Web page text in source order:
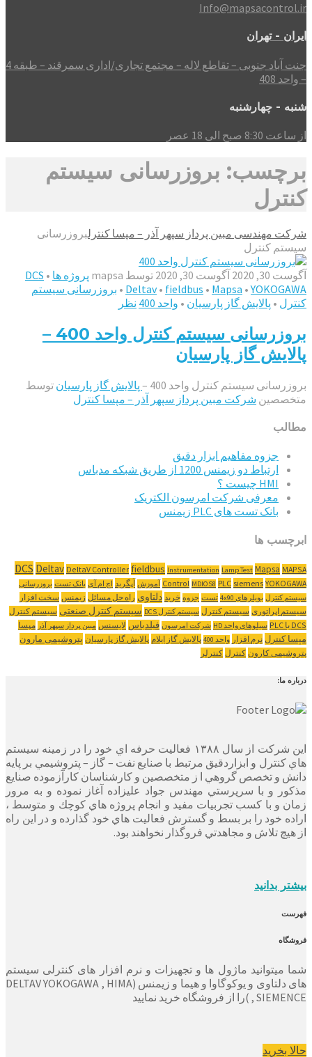
Info@mapsacontrol.ir
ایران - تهران
جنت آباد جنوبی – تقاطع لاله – مجتمع تجاری/اداری سمرقند – طبقه 4
– واحد 408
شنبه - چهارشنبه
از ساعت 8:30 صبح الی 18 عصر
برچسب: بروزرسانی سیستم
کنترل
شرکت مهندسی مبین پرداز سپهر آذر – مپسا کنترلبروزرسانی
سیستم کنترل
آگوست 30, 2020
آگوست 30, 2020 توسط mapsa پروژه ها DCS •
Deltav• fieldbus • Mapsa •YOKOGAWA
• بروزرسانی سیستم
کنترل • پالایش گاز پارسیان • واحد 400 نظر
بروزرسانی سیستم کنترل واحد 400 –
پالایش گاز پارسیان
بروزرسانی سیستم کنترل واحد 400 – پالایش گاز پارسیان توسط
متخصصین شرکت مبین پرداز سپهر آذر – مپسا کنترل
مطالب
جزوه مفاهیم ابزار دقیق
ارتباط دو زیمنس 1200 از طریق شبکه مدباس
HMI چیست ؟
معرفی شرکت امرسون الکتریک
بانک تست های PLC زیمنس
ابرچسب ها
DCS Deltav DeltaV Controller fieldbus Instrumentation Lamp Test Mapsa MAPSA
Control MDIOS8 PLC siemens YOKOGAWA آموزش آپگرید اچ ام آی بانک تست بروزرسانی
سیستم کنترل بویلرهای 4x90 تست جزوه خرید دلتاوی راه حل مسائل زیمنس سخت افزار
سیستم اپراتوری سیستم کنترل سیستم کنترل DCS سیستم کنترل صنعتی سیستم کنترل
‌DCS یا PLC
سیلوهای واحد HD شرکت امرسون فیلدباس لایسنس مبین پرداز سپهر آذر مپسا
مپسا کنترل نرم افزار واحد 400 پالایش گاز ایلام پالایش گاز پارسیان پتروشیمی مارون
پتروشیمی کارون کنترل کنترلر
درباره ما:
این شرکت از سال ۱۳۸۸ فعاليت حرفه اي خود را در زمينه سيستم
هاي كنترل و ابزاردقيق مرتبط با صنايع نفت – گاز – پتروشيمي بر پايه
دانش و تخصص گروهي ا ز متخصصين و كارشناسان كارآزموده صنايع
مذكور و با سرپرستي مهندس جواد عليزاده آغاز نموده و به مرور
زمان و با كسب تجربيات مفيد و انجام پروژه هاي كوچك و متوسط ،
اراده خود را بر بسط و گسترش فعاليت هاي خود گذارده و در اين راه
از هيچ تلاش و مجاهدتي فروگذار نخواهند بود.
بیشتر بدانید
فهرست
فروشگاه
شما میتوانید ماژول ها و تجهیزات و نرم افزار های کنترلی سیستم
های دلتاوی و یوکوگاوا و هیما و زیمنس (DELTAV YOKOGAWA , HIMA
, SIEMENCE )را از فروشگاه خرید نمایید
حالا بخرید